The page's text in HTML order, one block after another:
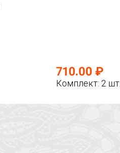
710.00 ₽
Комплект: 2 шт.